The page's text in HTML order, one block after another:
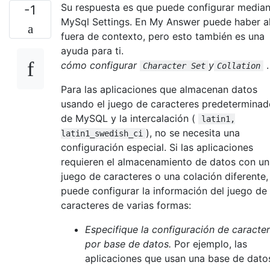
-1
Su respuesta es que puede configurar
MySql Settings. En My Answer puede haber
fuera de contexto, pero esto también es una
ayuda para ti.
cómo configurar Character Set y Collation
.
Para las aplicaciones que almacenan datos
usando el juego de caracteres
de MySQL y la intercalación (
latin1,
latin1_swedish_ci ), no se necesita una
configuración especial. Si las aplicaciones
requieren el almacenamiento de datos con un
juego de caracteres o una colación diferente,
puede configurar la información del juego de
caracteres de varias formas:
Especifique la configuración de
por base de datos. Por ejemplo, las
aplicaciones que usan una base de